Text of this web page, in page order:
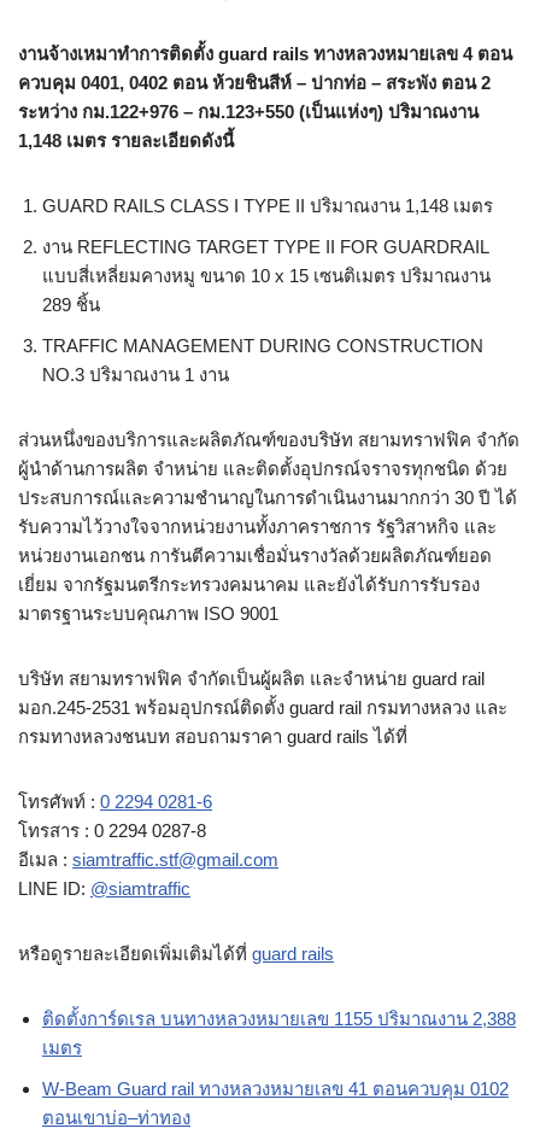
งานจ้างเหมาทำการติดตั้ง guard rails ทางหลวงหมายเลข 4 ตอน
ควบคุม 0401, 0402 ตอน ห้วยชินสีห์ – ปากท่อ – สระพัง ตอน 2
ระหว่าง กม.122+976 – กม.123+550 (เป็นแห่งๆ) ปริมาณงาน
1,148 เมตร รายละเอียดดังนี้
GUARD RAILS CLASS I TYPE II ปริมาณงาน 1,148 เมตร
งาน REFLECTING TARGET TYPE II FOR GUARDRAIL
แบบสี่เหลี่ยมคางหมู ขนาด 10 x 15 เซนติเมตร ปริมาณงาน
289 ชิ้น
TRAFFIC MANAGEMENT DURING CONSTRUCTION
NO.3 ปริมาณงาน 1 งาน
ส่วนหนึ่งของบริการและผลิตภัณฑ์ของบริษัท สยามทราฟฟิค จำกัด
ผู้นำด้านการผลิต จำหน่าย และติดตั้งอุปกรณ์จราจรทุกชนิด ด้วย
ประสบการณ์และความชำนาญในการดำเนินงานมากกว่า 30 ปี ได้
รับความไว้วางใจจากหน่วยงานทั้งภาคราชการ รัฐวิสาหกิจ และ
หน่วยงานเอกชน การันตีความเชื่อมั่นรางวัลด้วยผลิตภัณฑ์ยอด
เยี่ยม จากรัฐมนตรีกระทรวงคมนาคม และยังได้รับการรับรอง
มาตรฐานระบบคุณภาพ ISO 9001
บริษัท สยามทราฟฟิค จำกัดเป็นผู้ผลิต และจำหน่าย guard rail
มอก.245-2531 พร้อมอุปกรณ์ติดตั้ง guard rail กรมทางหลวง และ
กรมทางหลวงชนบท สอบถามราคา guard rails ได้ที่
โทรศัพท์ : 0 2294 0281-6
โทรสาร : 0 2294 0287-8
อีเมล : siamtraffic.stf@gmail.com
LINE ID: @siamtraffic
หรือดูรายละเอียดเพิ่มเติมได้ที่ guard rails
ติดตั้งการ์ดเรล บนทางหลวงหมายเลข 1155 ปริมาณงาน 2,388
เมตร
W-Beam Guard rail ทางหลวงหมายเลข 41 ตอนควบคุม 0102
ตอนเขาบ่อ–ท่าทอง